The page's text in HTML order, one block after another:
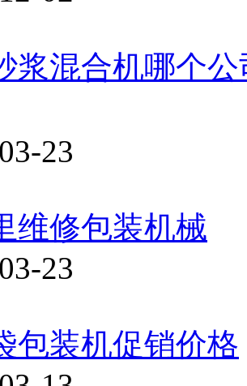
浆混合机哪个
23
维修包装机械
23
包装机促销价格